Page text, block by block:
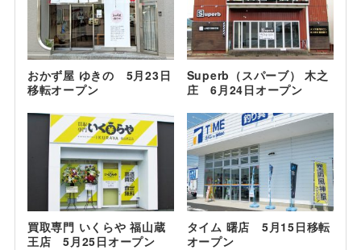
おかず屋 ゆきの 5月23日
移転オープン
Superb（スパーブ） 木之
庄 6月24日オープン
買取専門 いくらや 福山蔵
王店 5月25日オープン
タイム 曙店 5月15日移転
オープン